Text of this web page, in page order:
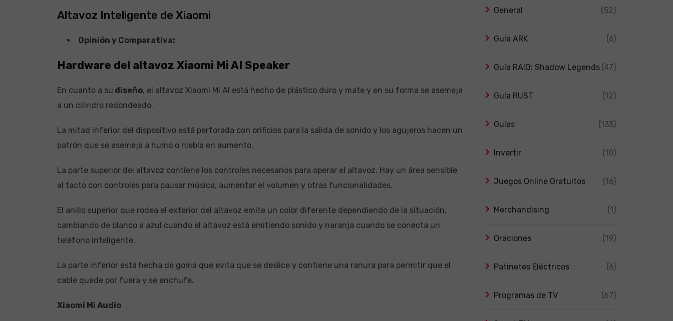
Altavoz Inteligente de Xiaomi
Opinión y Comparativa:
Hardware del altavoz Xiaomi Mi AI Speaker
En cuanto a su diseño, el altavoz Xiaomi Mi AI está hecho de plástico duro y mate y en su forma se asemeja
a un cilindro redondeado.
La mitad inferior del dispositivo está perforada con orificios para la salida de sonido y los agujeros hacen un
patrón que se asemeja a humo o niebla en aumento.
La parte superior del altavoz contiene los controles necesarios para operar el altavoz. Hay un área sensible
al tacto con controles para pausar música, aumentar el volumen y otras funcionalidades.
El anillo superior que rodea el exterior del altavoz emite un color diferente dependiendo de la situación,
cambiando de blanco a azul cuando el altavoz está emitiendo sonido y naranja cuando se conecta un
teléfono inteligente.
La parte inferior está hecha de goma que evita que se deslice y contiene una ranura para permitir que el
cable quede por fuera y se enchufe.
Xiaomi Mi Audio
General (52)
Guía ARK (6)
Guía RAID: Shadow Legends (47)
Guía RUST (12)
Guías (133)
Invertir (10)
Juegos Online Gratuitos (16)
Merchandising (1)
Oraciones (19)
Patinetes Eléctricos (6)
Programas de TV (67)